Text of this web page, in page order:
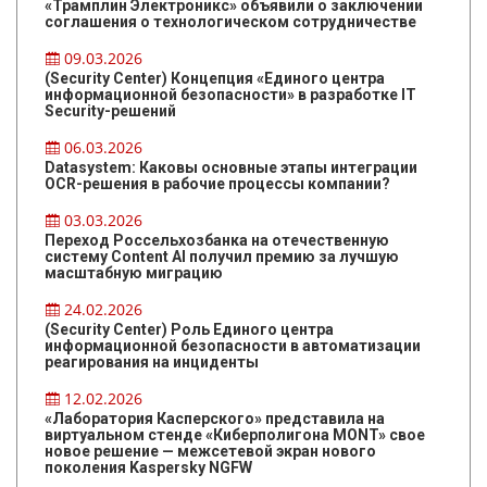
«Трамплин Электроникс» объявили о заключении
соглашения о технологическом сотрудничестве
09.03.2026
(Security Center) Концепция «Единого центра
информационной безопасности» в разработке IT
Security-решений
06.03.2026
Datasystem: Каковы основные этапы интеграции
OCR-решения в рабочие процессы компании?
03.03.2026
Переход Россельхозбанка на отечественную
систему Content AI получил премию за лучшую
масштабную миграцию
24.02.2026
(Security Center) Роль Единого центра
информационной безопасности в автоматизации
реагирования на инциденты
12.02.2026
«Лаборатория Касперского» представила на
виртуальном стенде «Киберполигона MONT» свое
новое решение — межсетевой экран нового
поколения Kaspersky NGFW